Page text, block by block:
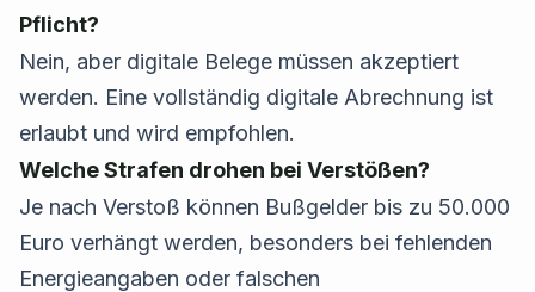
Pflicht?
Nein, aber digitale Belege müssen akzeptiert
werden. Eine vollständig digitale Abrechnung ist
erlaubt und wird empfohlen.
Welche Strafen drohen bei Verstößen?
Je nach Verstoß können Bußgelder bis zu 50.000
Euro verhängt werden, besonders bei fehlenden
Energieangaben oder falschen